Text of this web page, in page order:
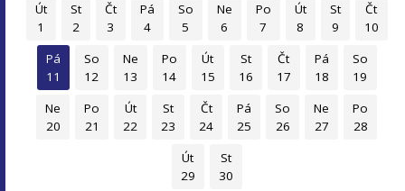
Út
1
St
2
Čt
3
Pá
4
So
5
Ne
6
Po
7
Út
8
St
9
Čt
10
Pá
11
So
12
Ne
13
Po
14
Út
15
St
16
Čt
17
Pá
18
So
19
Ne
20
Po
21
Út
22
St
23
Čt
24
Pá
25
So
26
Ne
27
Po
28
Út
29
St
30